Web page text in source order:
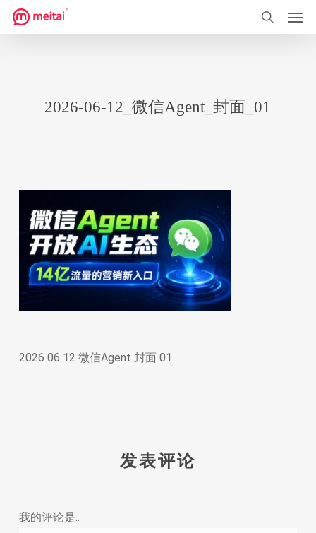
到
搜索
2026-06-12_微信Agent_封面_01
2026 06 12 微信Agent 封面 01
发表评论
我的评论是..